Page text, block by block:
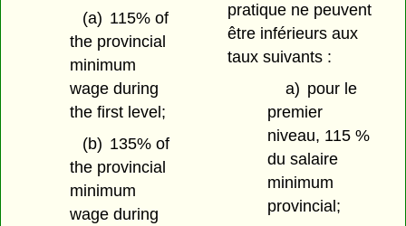
(a) 115% of
the provincial
minimum
wage during
the first level;
(b) 135% of
the provincial
minimum
wage during
pratique ne peuvent
être inférieurs aux
taux suivants :
a) pour le
premier
niveau, 115 %
du salaire
minimum
provincial;